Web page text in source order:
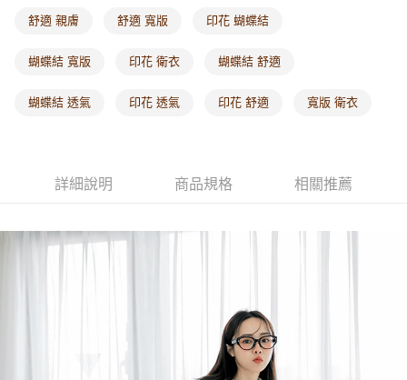
每筆NT$60，滿NT$1,000(含以上)免運費
舒適 親膚 舒適 寬版 印花 蝴蝶結
蝴蝶結 寬版 印花 衛衣 蝴蝶結 舒適
蝴蝶結 透氣 印花 透氣 印花 舒適 寬版 衛衣
詳細說明 商品規格 相關推薦